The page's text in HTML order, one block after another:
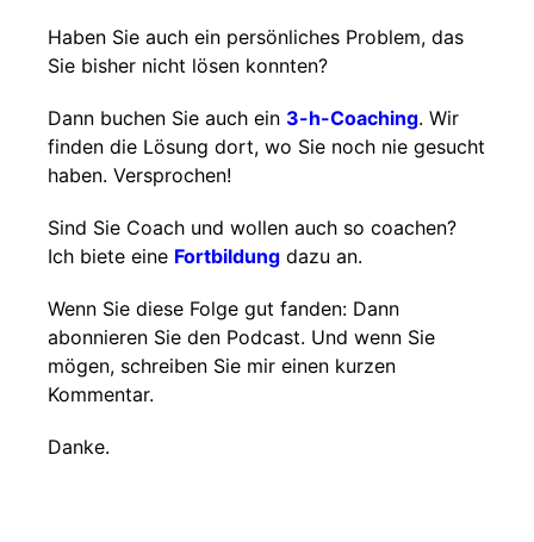
Haben Sie auch ein persönliches Problem, das
Sie bisher nicht lösen konnten?
Dann buchen Sie auch ein 3-h-Coaching. Wir
finden die Lösung dort, wo Sie noch nie gesucht
haben. Versprochen!
Sind Sie Coach und wollen auch so coachen?
Ich biete eine Fortbildung dazu an.
Wenn Sie diese Folge gut fanden: Dann
abonnieren Sie den Podcast. Und wenn Sie
mögen, schreiben Sie mir einen kurzen
Kommentar.
Danke.